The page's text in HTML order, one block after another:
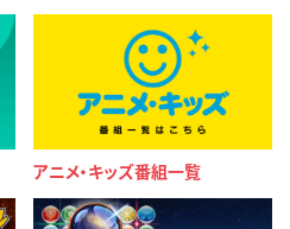
アニメ・キッズ番組一覧